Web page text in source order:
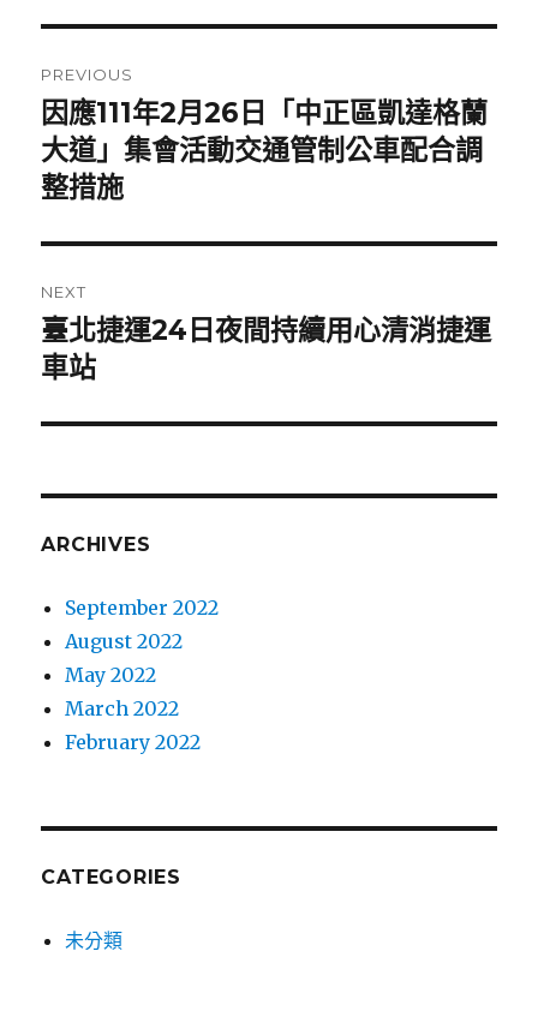
navigation
PREVIOUS
Previous
post:
因應111年2月26日「中正區凱達格蘭
大道」集會活動交通管制公車配合調
整措施
NEXT
Next
post:
臺北捷運24日夜間持續用心清消捷運
車站
ARCHIVES
September 2022
August 2022
May 2022
March 2022
February 2022
CATEGORIES
未分類